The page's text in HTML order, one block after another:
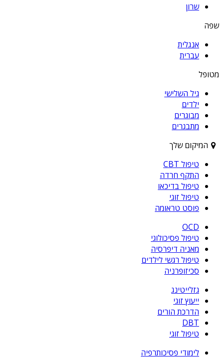
שרון
שפה
אנגלית
עברית
מטופל
גיל השלישי
ילדים
מבוגרים
מתבגרים
המיקום שלך
טיפול CBT
התקף חרדה
טיפול בדיכאו
טיפול זוגי
פוסט טראומה
OCD
טיפול פסיכולוגי
מאניה דיפרסיה
טיפול רגשי לילדים
סכיזופרניה
גזלייטינג
ייעוץ זוגי
הדרכת הורים
DBT
טיפול זוגי
לימודי פסיכותרפיה